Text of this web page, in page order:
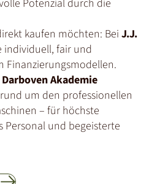
Potenzial durch die
kaufen möchten: Bei J.J.
individuell, fair und
Finanzierungsmodellen.
Akademie
um den professionellen
– für höchste
Personal und begeisterte